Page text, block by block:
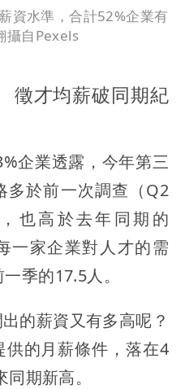
資水準，合計52%企業有
攝自Pexels
才均薪破同期紀
企業透露，今年第三
多於前一次調查（Q2
也高於去年同期的
一家企業對人才的需
季的17.5人。
的薪資又有多高呢？
的月薪條件，落在4
期新高。